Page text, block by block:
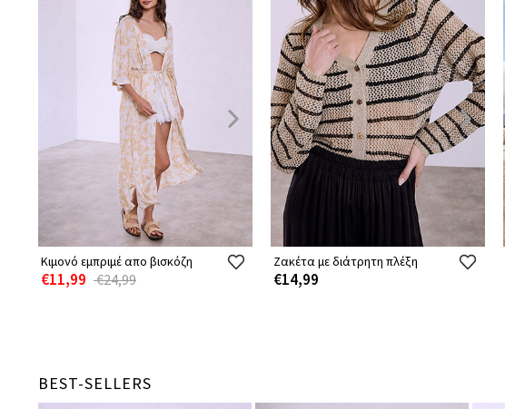
Κιμονό εμπριμέ απο βισκόζη
€11,99 €24,99
Ζακέτα με διάτρητη πλέξη
€14,99
BEST-SELLERS